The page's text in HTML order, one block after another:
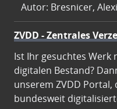
Autor: Bresnicer,
ZVDD - Zentrales
Ist Ihr gesuchtes
digitalen Bestand?
unserem ZVDD Portal,
bundesweit